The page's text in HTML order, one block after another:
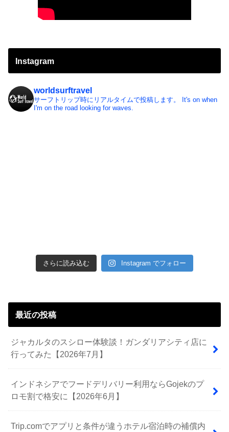
Instagram
worldsurftravel
サーフトリップ時にリアルタイムで投稿します。
It's on when
I'm on the road looking for waves.
さらに読み込む Instagram でフォロー
最近の投稿
ジャカルタのスシロー体験談！ガンダリアシティ店に
行ってみた【2026年7月】
インドネシアでフードデリバリー利用ならGojekのプ
ロモ割で格安に【2026年6月】
Trip.comでアプリと条件が違うホテル宿泊時の補償内